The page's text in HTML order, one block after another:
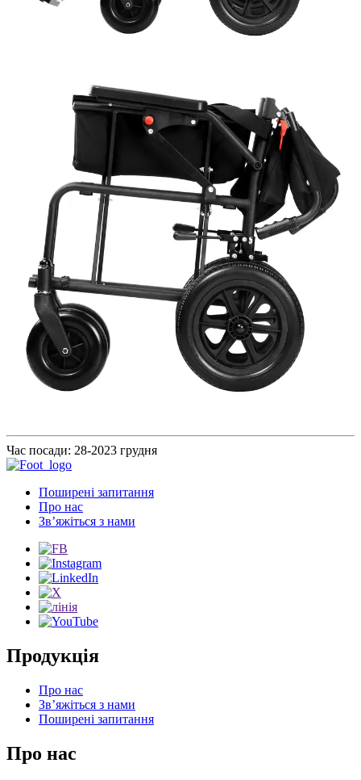
Час посади: 28-2023 грудня
Поширені запитання
Про нас
Зв’яжіться з нами
Продукція
Про нас
Зв’яжіться з нами
Поширені запитання
Про нас